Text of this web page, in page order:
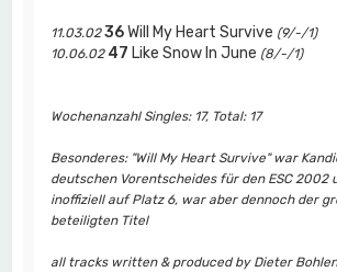
11.03.02 36Will My Heart Survive (9/-/1)
10.06.02 47 Like Snow In June (8/-/1)
Wochenanzahl Singles: 17, Total: 17
Besonderes: "Will My Heart Survive" war
deutschen Vorentscheides für den ESC 2002
inoffiziell auf Platz 6, war aber dennoch der
beteiligten Titel
all tracks written & produced by Dieter